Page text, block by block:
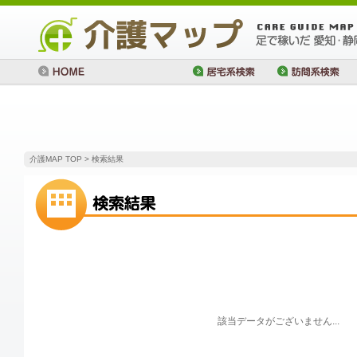
介護MAP TOP > 検索結果
該当データがございません...